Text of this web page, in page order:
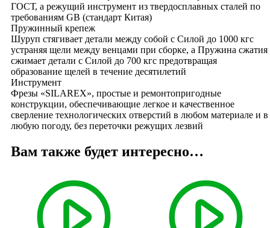
ГОСТ, а режущий инструмент из твердосплавных сталей по
требованиям GB (стандарт Китая)
Пружинный крепеж
Шуруп стягивает детали между собой с Силой до 1000 кгс
устраняя щели между венцами при сборке, а Пружина сжатия
сжимает детали с Силой до 700 кгс предотвращая
образование щелей в течение десятилетий
Инструмент
Фрезы «SILAREX», простые и ремонтопригодные
конструкции, обеспечивающие легкое и качественное
сверление технологических отверстий в любом материале и в
любую погоду, без переточки режущих лезвий
Вам также будет интересно…